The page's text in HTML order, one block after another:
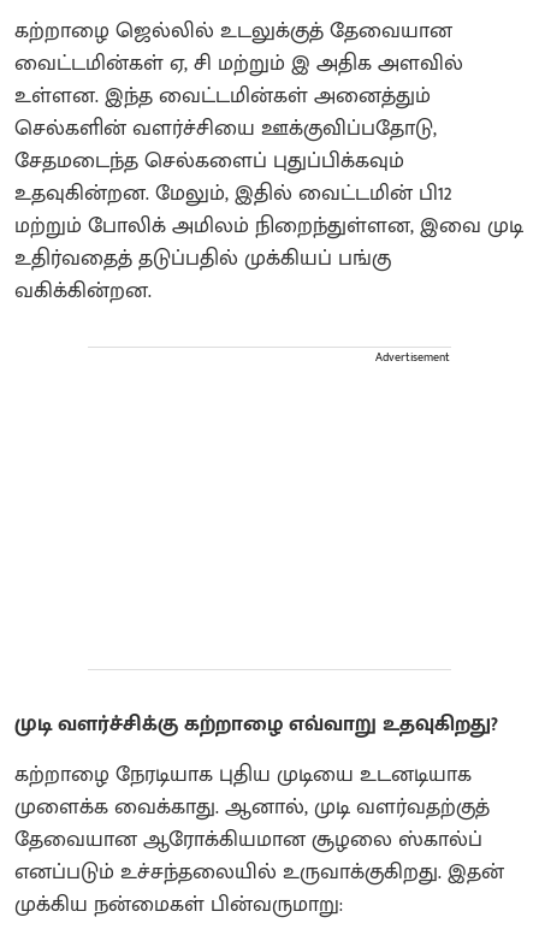
கற்றாழை ஜெல்லில் உடலுக்குத் தேவையான
வைட்டமின்கள் ஏ, சி மற்றும் இ அதிக அளவில்
உள்ளன. இந்த வைட்டமின்கள் அனைத்தும்
செல்களின் வளர்ச்சியை ஊக்குவிப்பதோடு,
சேதமடைந்த செல்களைப் புதுப்பிக்கவும்
உதவுகின்றன. மேலும், இதில் வைட்டமின் பி12
மற்றும் போலிக் அமிலம் நிறைந்துள்ளன, இவை முடி
உதிர்வதைத் தடுப்பதில் முக்கியப் பங்கு
வகிக்கின்றன.
Advertisement
முடி வளர்ச்சிக்கு கற்றாழை எவ்வாறு உதவுகிறது?
கற்றாழை நேரடியாக புதிய முடியை உடனடியாக
முளைக்க வைக்காது. ஆனால், முடி வளர்வதற்குத்
தேவையான ஆரோக்கியமான சூழலை ஸ்கால்ப்
எனப்படும் உச்சந்தலையில் உருவாக்குகிறது. இதன்
முக்கிய நன்மைகள் பின்வருமாறு: